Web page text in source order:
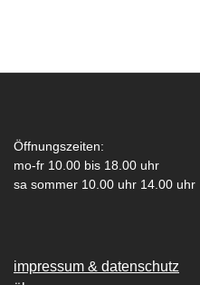
Öffnungszeiten:
mo-fr 10.00 bis 18.00 uhr
sa sommer 10.00 uhr 14.00 uhr
impressum & datenschutz